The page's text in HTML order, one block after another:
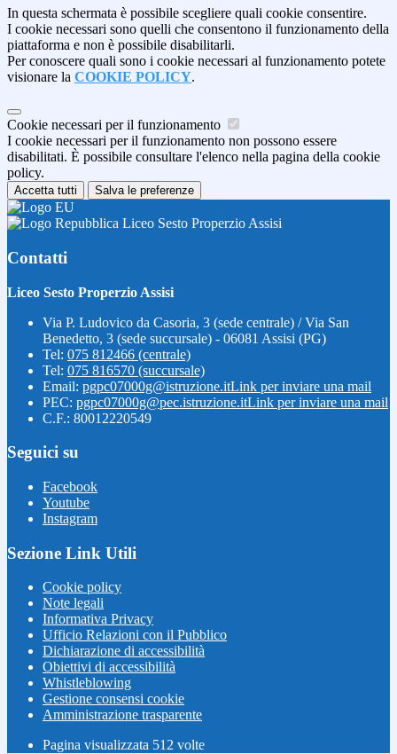
In questa schermata è possibile scegliere quali cookie consentire.
I cookie necessari sono quelli che consentono il funzionamento della
piattaforma e non è possibile disabilitarli.
Per conoscere quali sono i cookie necessari al funzionamento potete
visionare la COOKIE POLICY.
Cookie necessari per il funzionamento
I cookie necessari per il funzionamento non possono essere
disabilitati. È possibile consultare l'elenco nella pagina della cookie
policy.
Accetta tutti Salva le preferenze
Liceo Sesto Properzio Assisi
Contatti
Liceo Sesto Properzio Assisi
Via P. Ludovico da Casoria, 3 (sede centrale) / Via San
Benedetto, 3 (sede succursale) - 06081 Assisi (PG)
Tel: 075 812466 (centrale)
Tel: 075 816570 (succursale)
Email: pgpc07000g@istruzione.itLink per inviare una mail
PEC: pgpc07000g@pec.istruzione.itLink per inviare una mail
C.F.: 80012220549
Seguici su
Facebook
Youtube
Instagram
Sezione Link Utili
Cookie policy
Note legali
Informativa Privacy
Ufficio Relazioni con il Pubblico
Dichiarazione di accessibilità
Obiettivi di accessibilità
Whistleblowing
Gestione consensi cookie
Amministrazione trasparente
Pagina visualizzata 512 volte